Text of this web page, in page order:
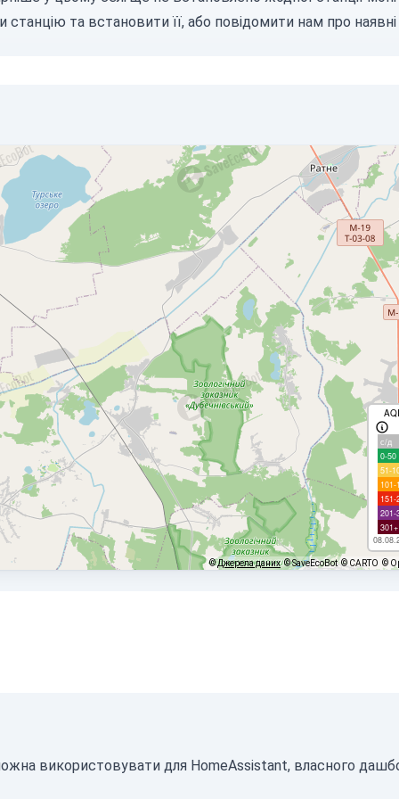
станцію та встановити її, або повідомити нампро наявні
с/д
0-50
51-
101-
151-
201-
301+
©Джерела даних © SaveEcoBot © CARTO ©
використовувати для HomeAssistant, власного